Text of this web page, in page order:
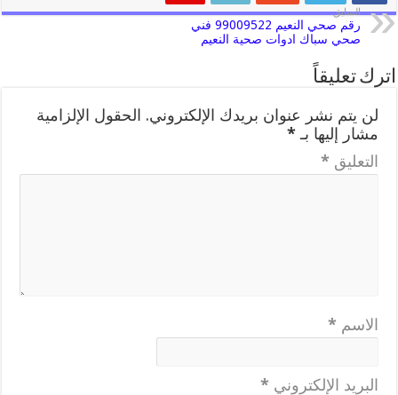
السابق
رقم صحي النعيم 99009522 فني
صحي سباك ادوات صحية النعيم
اترك تعليقاً
لن يتم نشر عنوان بريدك الإلكتروني. الحقول الإلزامية
مشار إليها بـ*
التعليق *
الاسم *
البريد الإلكتروني *